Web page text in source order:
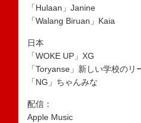
「Hulaan」Janine
「Walang Biruan」Kaia
日本
「WOKE UP」XG
「Toryanse」新しい学校のリ
「NG」ちゃんみな
配信：
Apple Music